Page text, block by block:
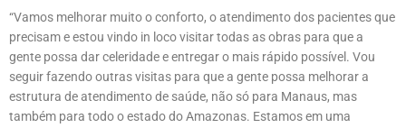
“Vamos melhorar muito o conforto, o atendimento dos pacientes que
precisam e estou vindo in loco visitar todas as obras para que a
gente possa dar celeridade e entregar o mais rápido possível. Vou
seguir fazendo outras visitas para que a gente possa melhorar a
estrutura de atendimento de saúde, não só para Manaus, mas
também para todo o estado do Amazonas. Estamos em uma